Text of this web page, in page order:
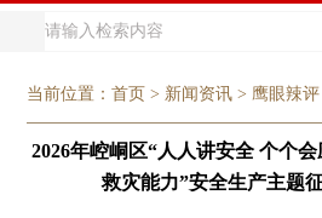
当前位置：首页 > 新闻资讯 >鹰眼辣评
2026年崆峒区“人人讲安全 个个
救灾能力”安全生产主题